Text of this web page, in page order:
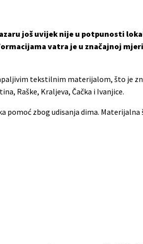
još uvijek nije u potpunosti
vatra je u značajnoj
tekstilnim materijalom, što je
Raške, Kraljeva, Čačka i Ivanjice.
pomoć zbog udisanja dima. Materijalna